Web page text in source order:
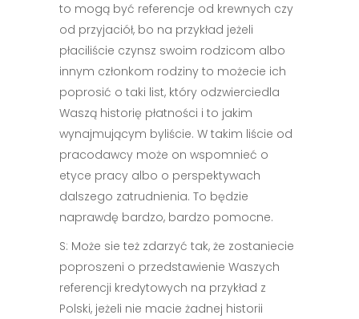
to mogą być referencje od krewnych czy
od przyjaciół, bo na przykład jeżeli
płaciliście czynsz swoim rodzicom albo
innym członkom rodziny to możecie ich
poprosić o taki list, który odzwierciedla
Waszą historię płatności i to jakim
wynajmującym byliście. W takim liście od
pracodawcy może on wspomnieć o
etyce pracy albo o perspektywach
dalszego zatrudnienia. To będzie
naprawdę bardzo, bardzo pomocne.
S: Może sie też zdarzyć tak, że zostaniecie
poproszeni o przedstawienie Waszych
referencji kredytowych na przykład z
Polski, jeżeli nie macie żadnej historii